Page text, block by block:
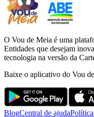
O Vou de Meia é uma
Entidades que desejam
tecnologia na versão da
Baixe o aplicativo do Vou
BlogCentral de ajuda